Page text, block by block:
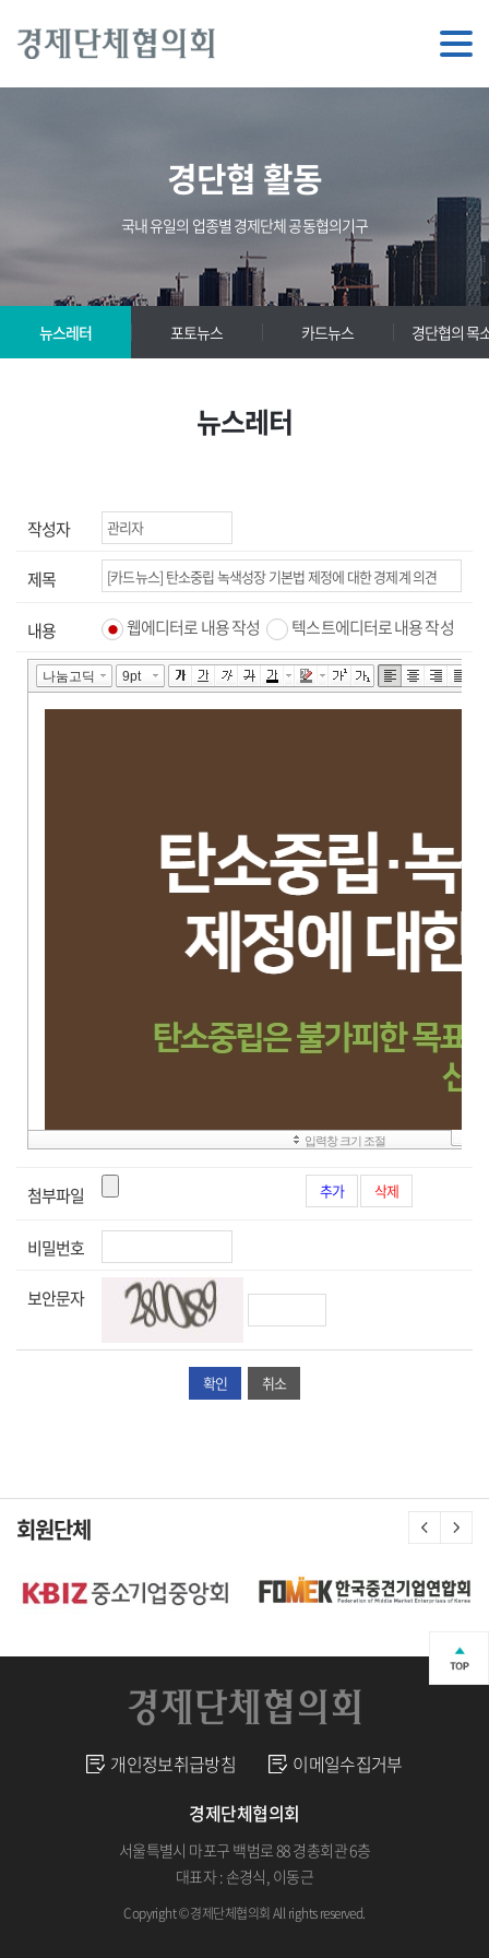
경단협 활동
국내 유일의 업종별 경제단체 공동협의기구
뉴스레터 포토뉴스 카드뉴스 경단협의 목
뉴스레터
작성자
제목
내용 웹에디터로 내용 작성 텍스트에디터로 내용 작성
첨부파일 추가 삭제
비밀번호
보안문자
취소
회원단체
개인정보취급방침
이메일수집거부
경제단체협의회
서울특별시 마포구 백범로 88 경총회관 6층
대표자 : 손경식, 이동근
Copyright © 경제단체협의회 All rights reserved.